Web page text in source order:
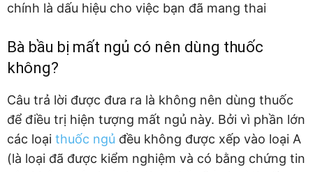
chính là dấu hiệu cho việc bạn đã mang thai
Bà bầu bị mất ngủ có nên dùng thuốc
không?
Câu trả lời được đưa ra là không nên dùng thuốc
để điều trị hiện tượng mất ngủ này. Bởi vì phần lớn
các loại thuốc ngủ đều không được xếp vào loại A
(là loại đã được kiểm nghiệm và có bằng chứng tin